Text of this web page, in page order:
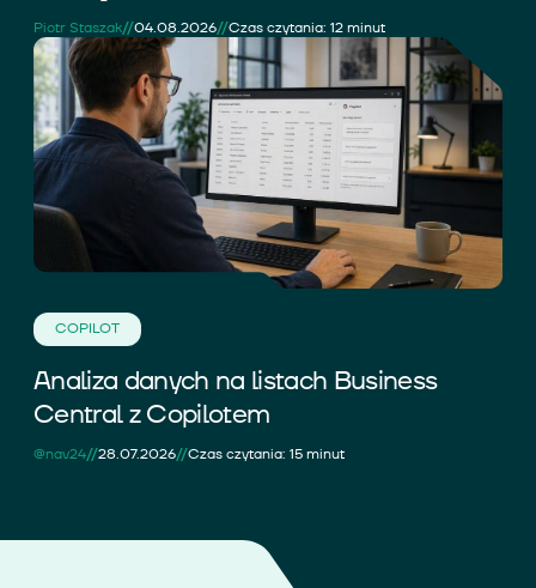
Piotr Staszak//04.08.2026//Czas czytania: 12 minut
COPILOT
Analiza danych na listach Business
Central z Copilotem
@nav24//28.07.2026//Czas czytania: 15 minut